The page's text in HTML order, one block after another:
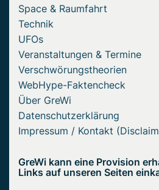
Space & Raumfahrt
Technik
UFOs
Veranstaltungen & Termine
Verschwörungstheorien
WebHype-Faktencheck
Über GreWi
Datenschutzerklärung
Impressum / Kontakt
GreWi kann eine Provision
Links auf unseren Seiten